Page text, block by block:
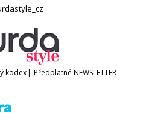
kodex| Předplatné NEWSLETTER